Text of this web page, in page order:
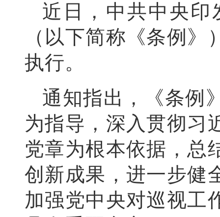
近日，中共中央
（以下简称《条例
执行。
通知指出，《条例
为指导，深入贯彻习
党章为根本依据，总
创新成果，进一步健
加强党中央对巡视工